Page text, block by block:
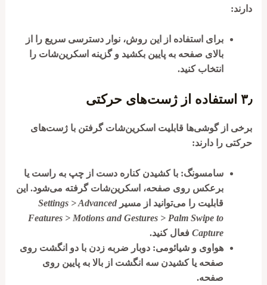
دارند:
برای استفاده از این روش، نوار دسترسی سریع را از
بالای صفحه به پایین بکشید و گزینه اسکرین‌شات را
انتخاب کنید.
۳٫ استفاده از ژست‌های حرکتی
برخی از گوشی‌ها قابلیت اسکرین‌شات گرفتن با ژست‌های
حرکتی را دارند:
سامسونگ: باکشیدن کناره دست از چپ به راست یا
برعکس روی صفحه، اسکرین‌شات گرفته می‌شود. این
قابلیت را می‌توانید از مسیر Settings > Advanced
Features > Motions and Gestures > Palm Swipe to
Captureفعال کنید.
هواوی و شیائومی: دوبار ضربه زدن با دو انگشت روی
صفحه یاکشیدن سه انگشت از بالا به پایین روی
صفحه.